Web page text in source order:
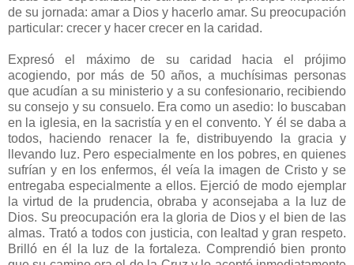
de su jornada: amar a Dios y hacerlo amar. Su preocupación
particular: crecer y hacer crecer en la caridad.
Expresó el máximo de su caridad hacia el prójimo
acogiendo, por más de 50 años, a muchísimas personas
que acudían a su ministerio y a su confesionario, recibiendo
su consejo y su consuelo. Era como un asedio: lo buscaban
en la iglesia, en la sacristía y en el convento. Y él se daba a
todos, haciendo renacer la fe, distribuyendo la gracia y
llevando luz. Pero especialmente en los pobres, en quienes
sufrían y en los enfermos, él veía la imagen de Cristo y se
entregaba especialmente a ellos. Ejerció de modo ejemplar
la virtud de la prudencia, obraba y aconsejaba a la luz de
Dios. Su preocupación era la gloria de Dios y el bien de las
almas. Trató a todos con justicia, con lealtad y gran respeto.
Brilló en él la luz de la fortaleza. Comprendió bien pronto